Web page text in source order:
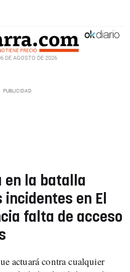
DE AGOSTO DE 2026
en la batalla
en El
falta de acceso
actuará contra cualquier